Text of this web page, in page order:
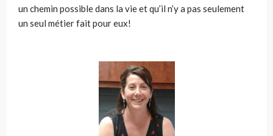
un chemin possible dans la vie et qu’il n’y a pas seulement
un seul métier fait pour eux!